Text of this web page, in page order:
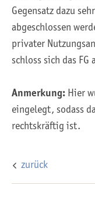
Gegensatz dazu
abgeschlossen
privater
schloss sich das FG
Anmerkung: Hier
eingelegt, sodass
rechtskräftig ist.
zurück